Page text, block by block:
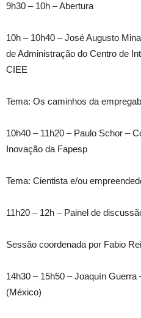
9h30 – 10h – Abertura
10h – 10h40 – José Augusto
de Administração do Centro de
CIEE
Tema: Os caminhos da
10h40 – 11h20 – Paulo Schor –
Inovação da Fapesp
Tema: Cientista e/ou
11h20 – 12h – Painel de
Sessão coordenada por Fabio
14h30 – 15h50 – Joaquín
(México)